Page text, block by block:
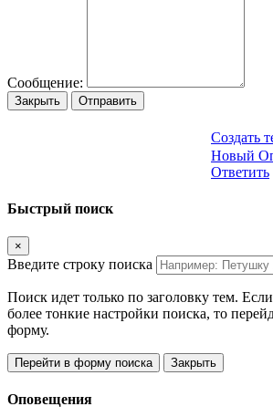
Сообщение:
Закрыть Отправить
Создать
Новый
Ответить
Быстрый поиск
×
Введите строку поиска
Поиск идет только по заголовку тем.
более тонкие настройки поиска, то
форму.
Перейти в форму поиска Закрыть
Оповещения